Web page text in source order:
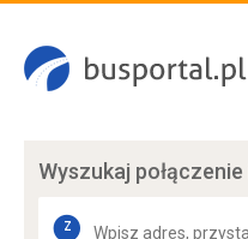
Wyszukaj połączenie
Z